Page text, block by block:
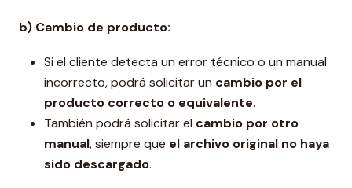
b) Cambio de producto:
Si el cliente detecta un error técnico o un manual
incorrecto, podrá solicitar un cambio por el
producto correcto o equivalente.
También podrá solicitar el cambio por otro
manual, siempre que el archivo original no haya
sido descargado.